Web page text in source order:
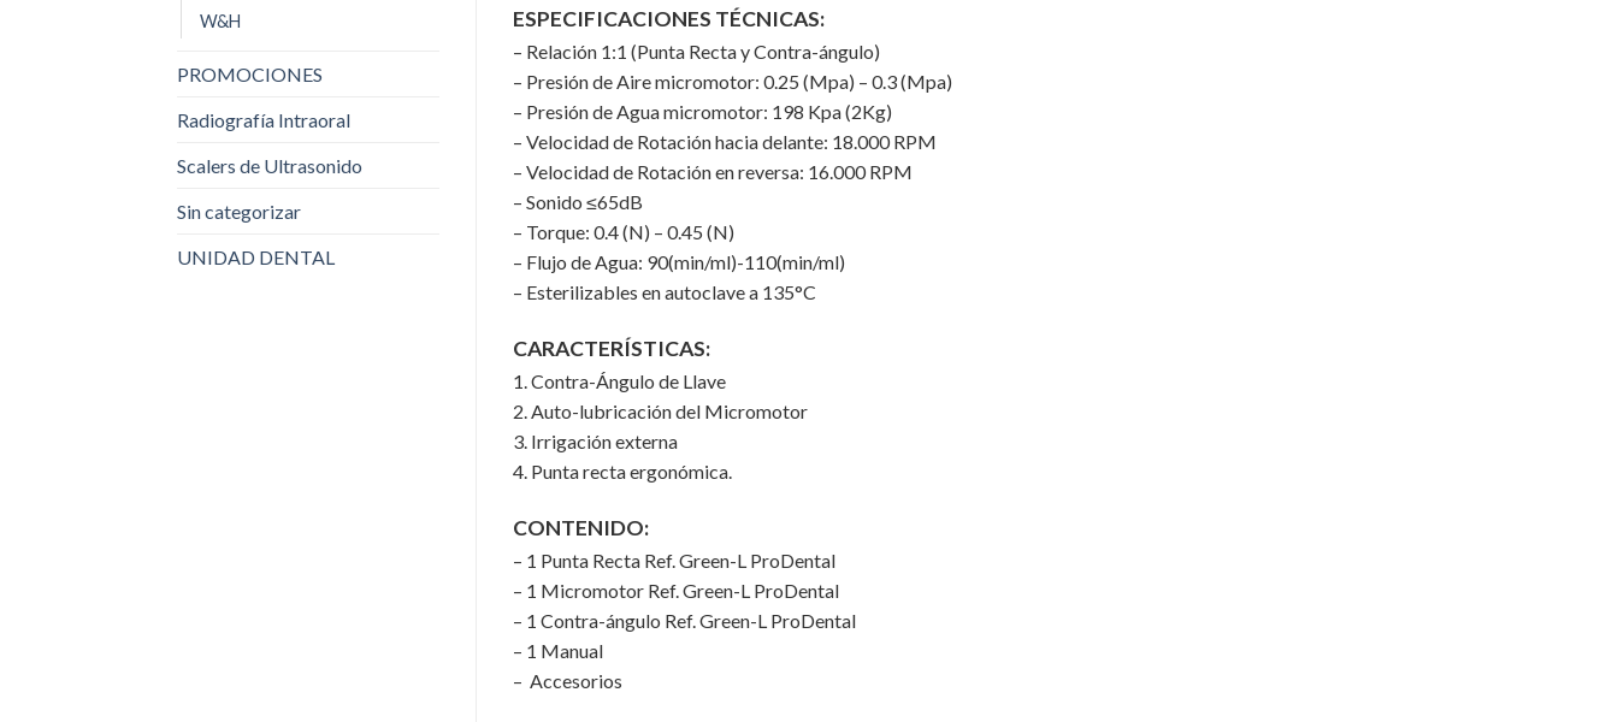
W&H
PROMOCIONES
Radiografía Intraoral
Scalers de Ultrasonido
Sin categorizar
UNIDAD DENTAL
ESPECIFICACIONES TÉCNICAS:
– Relación 1:1 (Punta Recta y Contra-ángulo)
– Presión de Aire micromotor: 0.25 (Mpa) – 0.3 (Mpa)
– Presión de Agua micromotor: 198 Kpa (2Kg)
– Velocidad de Rotación hacia delante: 18.000 RPM
– Velocidad de Rotación en reversa: 16.000 RPM
– Sonido ≤65dB
– Torque: 0.4 (N) – 0.45 (N)
– Flujo de Agua: 90(min/ml)-110(min/ml)
– Esterilizables en autoclave a 135°C
CARACTERÍSTICAS:
1. Contra-Ángulo de Llave
2. Auto-lubricación del Micromotor
3. Irrigación externa
4. Punta recta ergonómica.
CONTENIDO:
– 1 Punta Recta Ref. Green-L ProDental
– 1 Micromotor Ref. Green-L ProDental
– 1 Contra-ángulo Ref. Green-L ProDental
– 1 Manual
– Accesorios